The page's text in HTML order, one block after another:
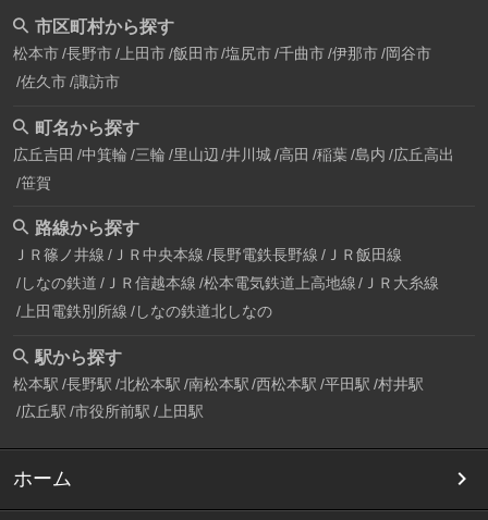
市区町村から探す
松本市 長野市 上田市 飯田市 塩尻市 千曲市 伊那市 岡谷市
佐久市 諏訪市
町名から探す
広丘吉田 中箕輪 三輪 里山辺 井川城 高田 稲葉 島内 広丘高出
笹賀
路線から探す
ＪＲ篠ノ井線 ＪＲ中央本線 長野電鉄長野線 ＪＲ飯田線
しなの鉄道 ＪＲ信越本線 松本電気鉄道上高地線
ＪＲ大糸線
上田電鉄別所線 しなの鉄道北しなの
駅から探す
松本駅 長野駅 北松本駅 南松本駅 西松本駅 平田駅 村井駅
広丘駅 市役所前駅 上田駅
ホーム